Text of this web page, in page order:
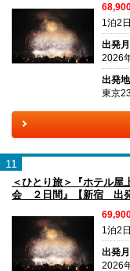
1泊2日
出発月
2026
出発地
東京
11
＜ひとり旅＞『ホテル屋
会 ２日間』【新宿 出発
1泊2日
出発月
2026